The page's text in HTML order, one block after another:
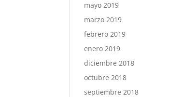
mayo 2019
marzo 2019
febrero 2019
enero 2019
diciembre 2018
octubre 2018
septiembre 2018